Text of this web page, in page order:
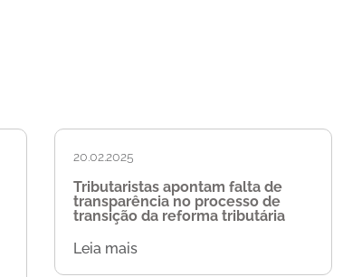
20.02.2025
Tributaristas apontam falta de
transparência no processo de
transição da reforma tributária
Leia mais